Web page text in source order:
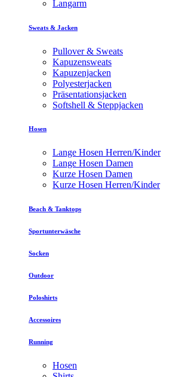
Langarm
Sweats & Jacken
Pullover & Sweats
Kapuzensweats
Kapuzenjacken
Polyesterjacken
Präsentationsjacken
Softshell & Steppjacken
Hosen
Lange Hosen Herren/Kinder
Lange Hosen Damen
Kurze Hosen Damen
Kurze Hosen Herren/Kinder
Beach & Tanktops
Sportunterwäsche
Socken
Outdoor
Poloshirts
Accessoires
Running
Hosen